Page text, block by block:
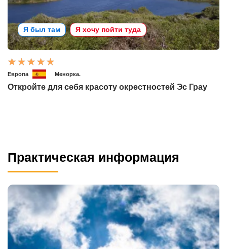
Я был там Я хочу пойти туда
Европа Менорка.
Откройте для себя красоту окрестностей Эс Грау
Практическая информация